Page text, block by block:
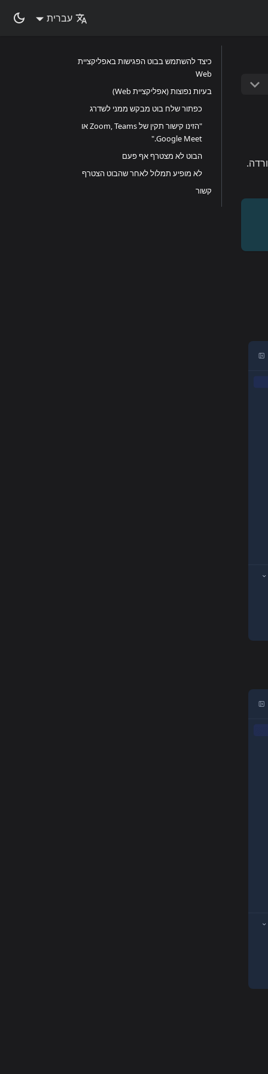
עברית
כיצד להשתמש בבוט הפגישות באפליקציית
Web
בעיות נפוצות (אפליקציית Web)
כפתור שלח בוט מבקש ממני לשדרג
"הזינו קישור תקין של Zoom, Teams או
Google Meet."
הבוט לא מצטרף אף פעם
לא מופיע תמלול לאחר שהבוט הצטרף
קשור